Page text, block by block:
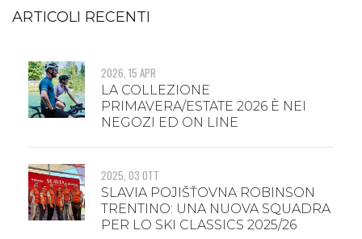
ARTICOLI RECENTI
2026, 15 APR
LA COLLEZIONE
PRIMAVERA/ESTATE 2026 È NEI
NEGOZI ED ON LINE
2025, 03 OTT
SLAVIA POJIŠŤOVNA ROBINSON
TRENTINO: UNA NUOVA SQUADRA
PER LO SKI CLASSICS 2025/26